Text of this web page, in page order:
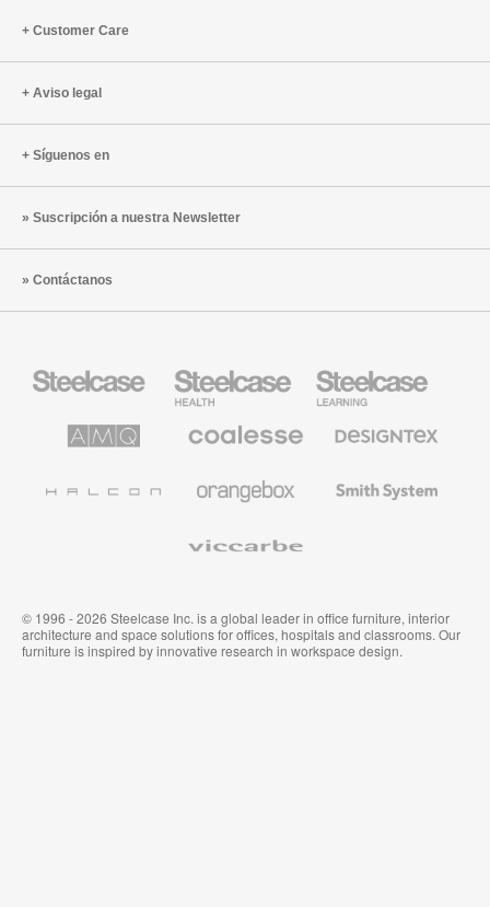
Customer Care
Aviso legal
Síguenos en
Suscripción a nuestra Newsletter
Contáctanos
Steelcase
para
sanidad
Steelcase
para
educación
Steelcase
Solutions
premium
System
© 1996 - 2026 Steelcase Inc. is a global leader in office furniture, interior
architecture and space solutions for offices, hospitals and classrooms. Our
furniture is inspired by innovative research in workspace design.